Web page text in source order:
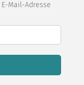
Mail-Adresse